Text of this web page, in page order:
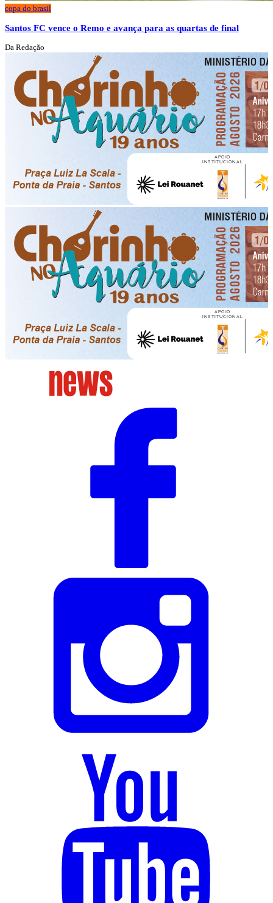
copa do brasil
Santos FC vence o Remo e avança para as quartas de final
Da Redação